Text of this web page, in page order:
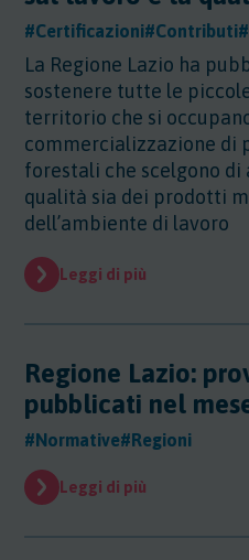
Evidenza
Normative
Normative
Notizie
Notizie
Regioni
Regioni
Regioni - Basilicata
Regioni - Friuli
Regioni - Lazio
Regioni - Liguria
Regioni - Marche
Sentenze
Sicurezza -
Sicurezza - PED
Sicurezza - Macchine
Sicurezza - Rischio
Sicurezza - Rischio
Sostanze
Sostanze
Sostanze - Pericolose
Sostanze - Trasporto
Sostanze - Schede di
Trasporti
#Certificazioni#Contributi
La Regione Lazio ha
sostenere tutte le
territorio che si
commercializzazione di
forestali che scelgono di
qualità sia dei prodotti
dell’ambiente di lavoro
Leggi di più
Regione Lazio:
pubblicati nel
#Normative#Regioni
Leggi di più